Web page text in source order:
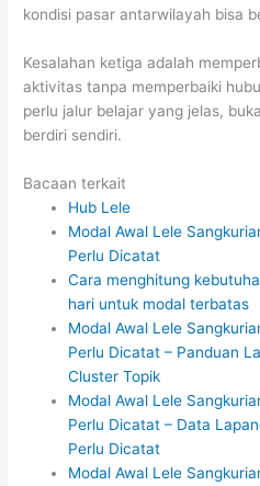
kondisi pasar antarwilayah bisa
Kesalahan ketiga adalah
aktivitas tanpa memperbaiki
perlu jalur belajar yang jelas,
berdiri sendiri.
Bacaan terkait
Hub Lele
Modal Awal Lele
Perlu Dicatat
Cara menghitung
hari untuk modal terbatas
Modal Awal Lele
Perlu Dicatat – Panduan
Cluster Topik
Modal Awal Lele
Perlu Dicatat – Data
Perlu Dicatat
Modal Awal Lele